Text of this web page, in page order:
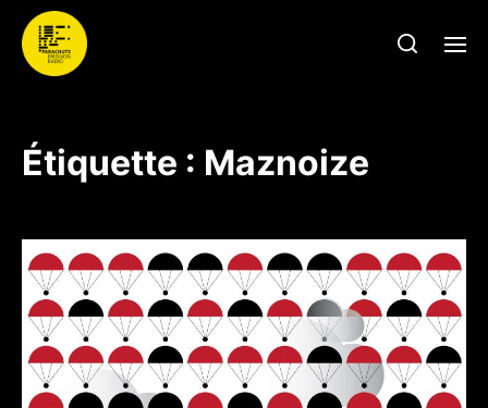
Étiquette : Maznoize